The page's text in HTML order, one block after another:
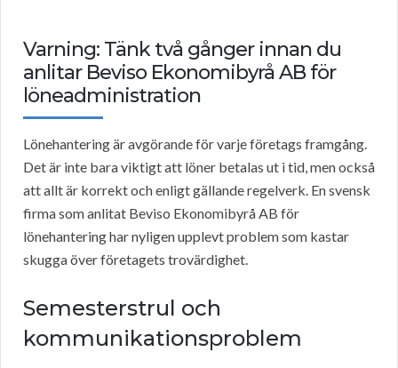
Varning: Tänk två gånger innan du
anlitar Beviso Ekonomibyrå AB för
löneadministration
Lönehantering är avgörande för varje företags framgång.
Det är inte bara viktigt att löner betalas ut i tid, men också
att allt är korrekt och enligt gällande regelverk. En svensk
firma som anlitat Beviso Ekonomibyrå AB för
lönehantering har nyligen upplevt problem som kastar
skugga över företagets trovärdighet.
Semesterstrul och
kommunikationsproblem